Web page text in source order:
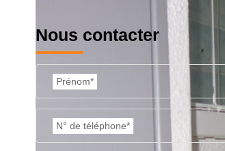
Nous contacter
Prénom*
N° de téléphone*